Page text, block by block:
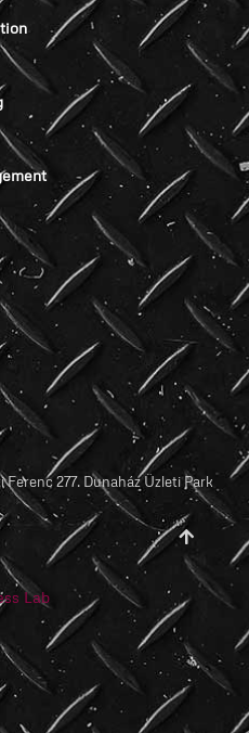
Ferenc 277. Dunaház Üzleti Park
Lab